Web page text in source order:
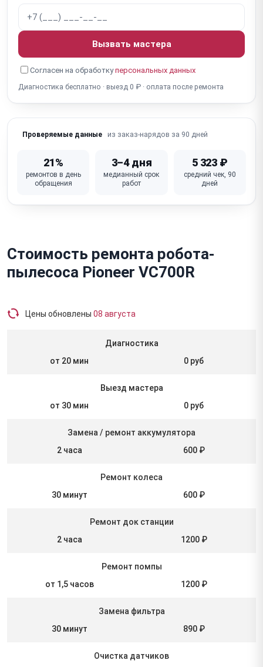
Не работает мокрая уборка / вибромоп / резервуар
воды
смартфона)
Шум / стук / скрип колеса (подвеска, подшипник)
Не работает самоочистка / мешок для пыли (у
Посторонний запах / запах горелого (двигатель,
засор)
Неисправна плата управления / процессор
Вызвать мастера
Согласен на обработкуперсональных данных
Диагностика бесплатно · выезд 0 ₽ · оплата после ремонта
Проверяемые данные из заказ-нарядов за 90 дней
21%
ремонтов в день
обращения
3–4 дня
медианный срок
работ
5 323 ₽
средний чек, 90
дней
Стоимость ремонта робота-
пылесоса Pioneer VC700R
Цены обновлены 08 августа
Диагностика
от 20 мин
0 руб
Выезд мастера
от 30 мин
0 руб
Замена / ремонт аккумулятора
2 часа
600 ₽
Ремонт колеса
30 минут
600 ₽
Ремонт док станции
2 часа
1200 ₽
Ремонт помпы
от 1,5 часов
1200 ₽
Замена фильтра
30 минут
890 ₽
Очистка датчиков